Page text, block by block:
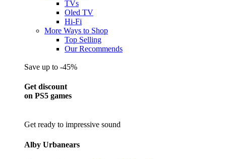
TVs
Oled TV
Hi-Fi
More Ways to Shop
Top Selling
Our Recommends
Save up to -45%
Get discount
on PS5 games
Get ready to impressive sound
Alby Urbanears